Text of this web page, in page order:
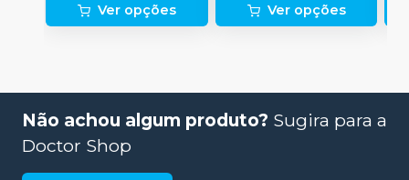
Ver opções Ver opções
Não achou algum produto? Sugira para a
Doctor Shop